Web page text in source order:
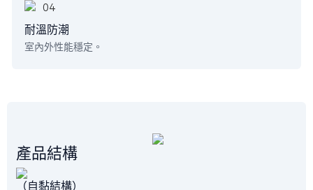
耐溫防潮
室內外性能穩定。
產品結構
（自黏結構）